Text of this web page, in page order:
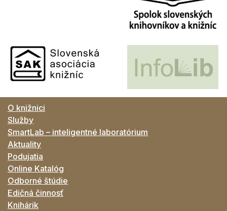
O knižnici
Služby
SmartLab – inteligentné laboratórium
Aktuality
Podujatia
Online Katalóg
Odborné štúdie
Edičná činnosť
Knihárik